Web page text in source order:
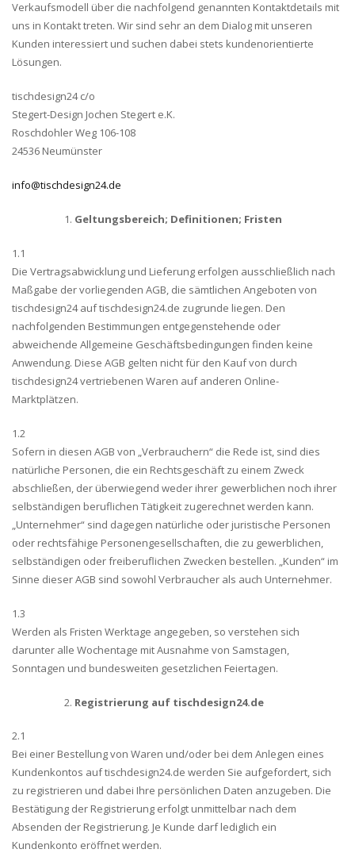
Verkaufsmodell über die nachfolgend genannten Kontaktdetails mit
uns in Kontakt treten. Wir sind sehr an dem Dialog mit unseren
Kunden interessiert und suchen dabei stets kundenorientierte
Lösungen.
tischdesign24 c/o
Stegert-Design Jochen Stegert e.K.
Roschdohler Weg 106-108
24536 Neumünster
info@tischdesign24.de
Geltungsbereich; Definitionen; Fristen
1.1
Die Vertragsabwicklung und Lieferung erfolgen ausschließlich nach
Maßgabe der vorliegenden AGB, die sämtlichen Angeboten von
tischdesign24 auf tischdesign24.de zugrunde liegen. Den
nachfolgenden Bestimmungen entgegenstehende oder
abweichende Allgemeine Geschäftsbedingungen finden keine
Anwendung. Diese AGB gelten nicht für den Kauf von durch
tischdesign24 vertriebenen Waren auf anderen Online-
Marktplätzen.
1.2
Sofern in diesen AGB von „Verbrauchern“ die Rede ist, sind dies
natürliche Personen, die ein Rechtsgeschäft zu einem Zweck
abschließen, der überwiegend weder ihrer gewerblichen noch ihrer
selbständigen beruflichen Tätigkeit zugerechnet werden kann.
„Unternehmer“ sind dagegen natürliche oder juristische Personen
oder rechtsfähige Personengesellschaften, die zu gewerblichen,
selbständigen oder freiberuflichen Zwecken bestellen. „Kunden“ im
Sinne dieser AGB sind sowohl Verbraucher als auch Unternehmer.
1.3
Werden als Fristen Werktage angegeben, so verstehen sich
darunter alle Wochentage mit Ausnahme von Samstagen,
Sonntagen und bundesweiten gesetzlichen Feiertagen.
Registrierung auf tischdesign24.de
2.1
Bei einer Bestellung von Waren und/oder bei dem Anlegen eines
Kundenkontos auf tischdesign24.de werden Sie aufgefordert, sich
zu registrieren und dabei Ihre persönlichen Daten anzugeben. Die
Bestätigung der Registrierung erfolgt unmittelbar nach dem
Absenden der Registrierung. Je Kunde darf lediglich ein
Kundenkonto eröffnet werden.